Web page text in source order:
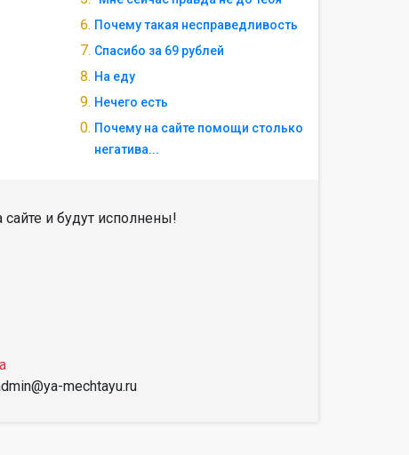
Почему такая несправедливость
Спасибо за 69 рублей
На еду
Нечего есть
Почему на сайте помощи столько
негатива...
и будут исполнены!
mechtayu.ru